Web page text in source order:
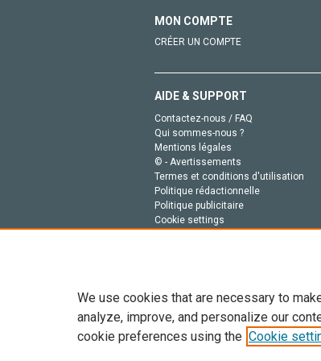
MON COMPTE
CRÉER UN COMPTE
AIDE & SUPPORT
Contactez-nous / FAQ
Qui sommes-nous ?
Mentions légales
© - Avertissements
Termes et conditions d'utilisation
Politique rédactionnelle
Politique publicitaire
Cookie settings
Tout le contenu de ce site: Copyright
de données, a la formation en IA et
We use cookies that are necessary to
analyze, improve, and personalize our
cookie preferences using the Cookie